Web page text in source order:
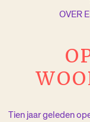
OVER
O
WOO
Tien jaar geleden